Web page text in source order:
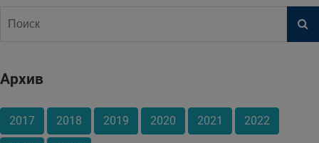
Архив
2017 2018 2019 2020 2021 2022